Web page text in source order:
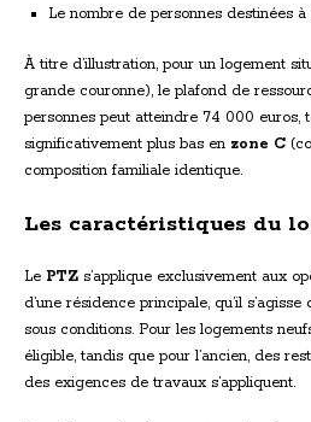
Le nombre de personnes destinées
À titre d’illustration, pour un logement
grande couronne), le plafond de
personnes peut atteindre 74 000 euros,
significativement plus bas en zone C
composition familiale identique.
Les caractéristiques du
Le PTZ s’applique exclusivement aux
d’une résidence principale, qu’il
sous conditions. Pour les logements
éligible, tandis que pour l’ancien, des
des exigences de travaux s’appliquent.